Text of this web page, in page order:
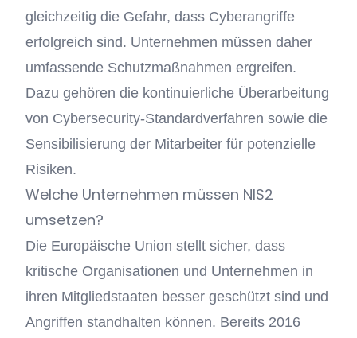
gleichzeitig die Gefahr, dass Cyberangriffe
erfolgreich sind. Unternehmen müssen daher
umfassende Schutzmaßnahmen ergreifen.
Dazu gehören die kontinuierliche Überarbeitung
von Cybersecurity-Standardverfahren sowie die
Sensibilisierung der Mitarbeiter für potenzielle
Risiken.
Welche Unternehmen müssen NIS2
umsetzen?
Die Europäische Union stellt sicher, dass
kritische Organisationen und Unternehmen in
ihren Mitgliedstaaten besser geschützt sind und
Angriffen standhalten können. Bereits 2016